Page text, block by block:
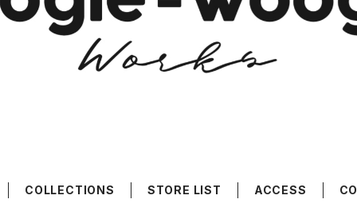
COLLECTIONS STORE LIST ACCESS